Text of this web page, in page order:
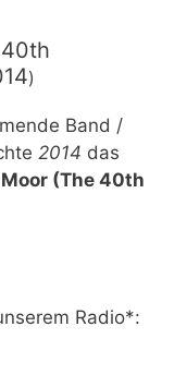
)
Band /
2014 das
(The 40th
Radio*: